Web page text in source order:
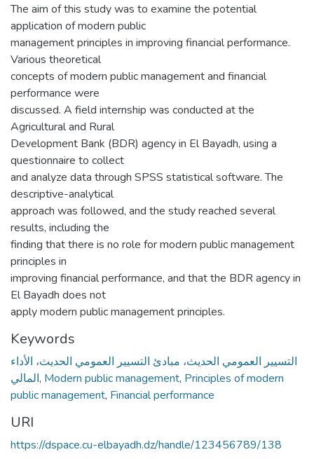
The aim of this study was to examine the potential
application of modern public
management principles in improving financial performance.
Various theoretical
concepts of modern public management and financial
performance were
discussed. A field internship was conducted at the
Agricultural and Rural
Development Bank (BDR) agency in El Bayadh, using a
questionnaire to collect
and analyze data through SPSS statistical software. The
descriptive-analytical
approach was followed, and the study reached several
results, including the
finding that there is no role for modern public management
principles in
improving financial performance, and that the BDR agency in
El Bayadh does not
apply modern public management principles.
Keywords
التسيير العمومي الحديث، مبادئ التسيير العمومي الحديث، الأداء
المالي, Modern public management, Principles of modern
public management, Financial performance
URI
https://dspace.cu-elbayadh.dz/handle/123456789/138